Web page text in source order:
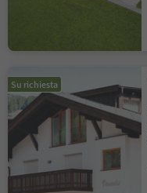
Su richiesta